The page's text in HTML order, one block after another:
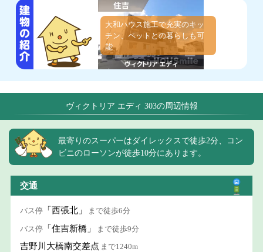
大和ハウス施工で充実のキッ
チン、ペットとの暮らしも可
能
ヴィクトリア エディ 303の周辺情報
最寄りのスーパーはダイレックスで徒歩2分、コン
ビニのローソンが徒歩10分にあります。
交通
バス停 「西張北」 まで徒歩6分
バス停 「住吉新橋」 まで徒歩9分
吉野川大橋南交差点 まで1240m